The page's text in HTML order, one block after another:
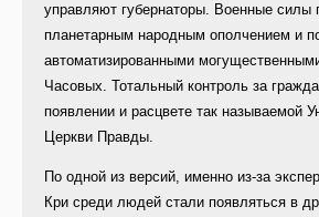
управляют губернаторы. Военные силы
планетарным народным ополчением и
автоматизированными
Часовых. Тотальный контроль за
появлении и расцвете так называемой
Церкви Правды.
По одной из версий, именно из-за
Кри среди людей стали появляться в